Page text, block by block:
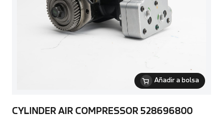
Añadir a bolsa
CYLINDER AIR COMPRESSOR 528696800